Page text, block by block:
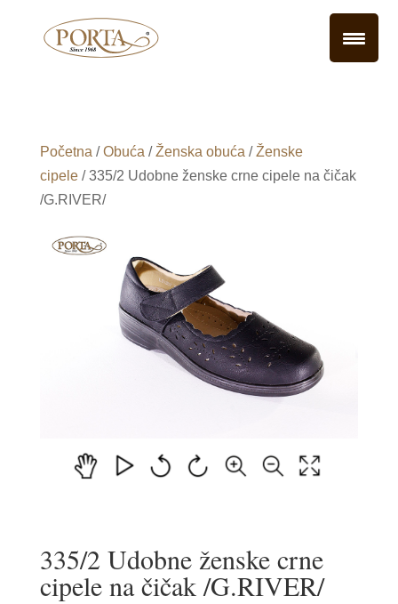
Početna /Obuća /Ženska obuća /Ženske
cipele/ 335/2 Udobne ženske crne cipele na čičak
/G.RIVER/
335/2 Udobne ženske crne
cipele na čičak /G.RIVER/